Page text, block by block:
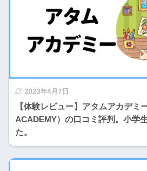
2023年4月7日
【体験レビュー】アタムアカデミ
ACADEMY）の口コミ評判。小学
た。